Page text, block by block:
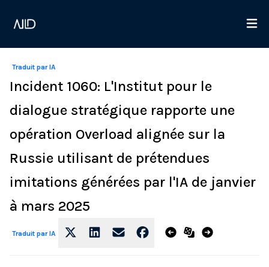
Traduit par IA
Incident 1060: L'Institut pour le
dialogue stratégique rapporte une
opération Overload alignée sur la
Russie utilisant de prétendues
imitations générées par l'IA de janvier
à mars 2025
Traduit par IA